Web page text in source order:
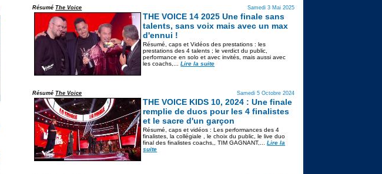
RésuméThe Voice Samedi 3 Mai 2025
THE VOICE 14 2025 Une finale sans
talents, sans voix mais avec un max
d'ennui !
Résumé, caps et Vidéos des prestations : les
prestations des 4 talents ; le verdict du public,
performance en solo et avec invités, mais aussi avec
les coachs,...Lire la suite
RésuméThe Voice Samedi 5 Octobre 2024
THE VOICE KIDS 10, 2024 : Une finale
remplie de duos pour les 4 finalistes
et le sacre d'un garçon
Résumé, caps et vidéos : Les performances des 4
finalistes, la collégiale , le choix du public, le live duo
final des finalistes coachs,, TIM GAGNANT,...Lire la
suite